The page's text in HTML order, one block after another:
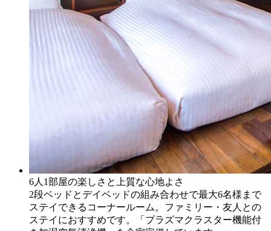
6人1部屋の楽しさと上質な心地よさ
2段ベッドとデイベッドの組み合わせで最大6名様まで
ステイできるコーナールーム。ファミリー・友人との
ステイにおすすめです。「プラズマクラスター機能付